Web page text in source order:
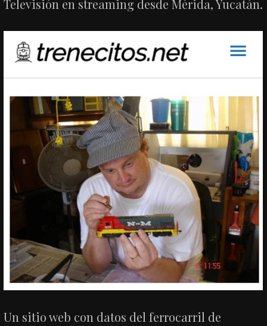
Televisión en streaming desde Mérida, Yucatán.
Un sitio web con datos del ferrocarril de